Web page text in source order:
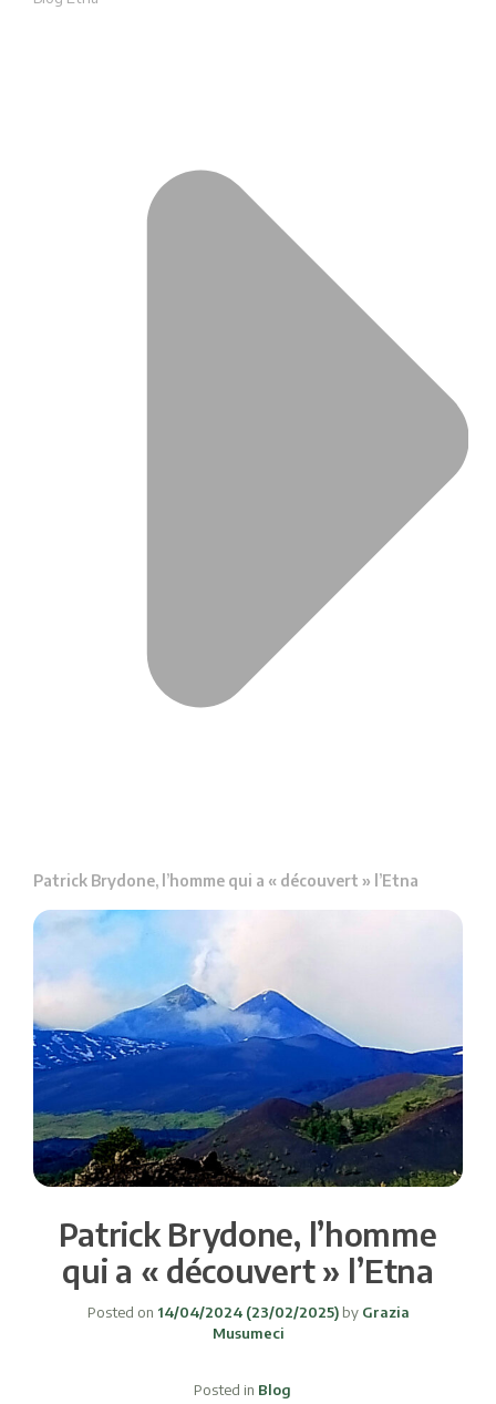
Patrick Brydone, l’homme qui a « découvert » l’Etna
Patrick Brydone, l’homme
qui a « découvert » l’Etna
Posted on 14/04/2024(23/02/2025) byGrazia
Musumeci
Posted in Blog